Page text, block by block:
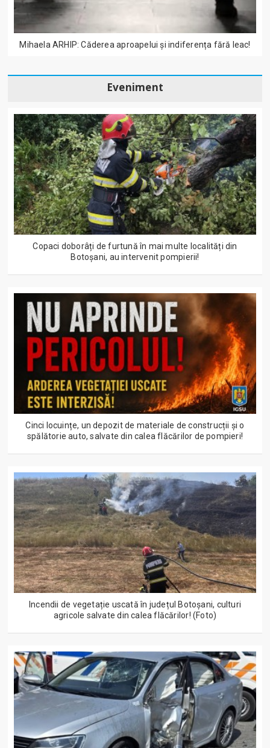
Mihaela ARHIP: Căderea aproapelui și indiferența fără leac!
Eveniment
Copaci doborâți de furtună în mai multe localități din
Botoșani, au intervenit pompierii!
Cinci locuințe, un depozit de materiale de construcții și o
spălătorie auto, salvate din calea flăcărilor de pompieri!
Incendii de vegetație uscată în județul Botoșani, culturi
agricole salvate din calea flăcărilor! (Foto)